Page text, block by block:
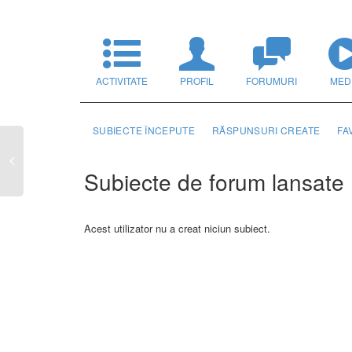
ACTIVITATE PROFIL FORUMURI
SUBIECTE ÎNCEPUTE RĂSPUNSURI CREATE
Subiecte de forum lansate
Acest utilizator nu a creat niciun subiect.